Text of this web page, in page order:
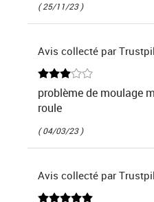
( 25/11/23 )
Avis collecté par
problème de moulage
roule
( 04/03/23 )
Avis collecté par